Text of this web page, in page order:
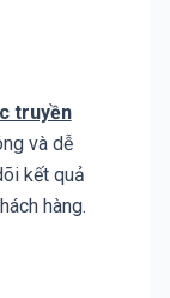
truyền
và dễ
kết quả
hàng.